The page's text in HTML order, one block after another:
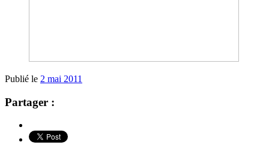
Publié le 2 mai 2011
Partager :